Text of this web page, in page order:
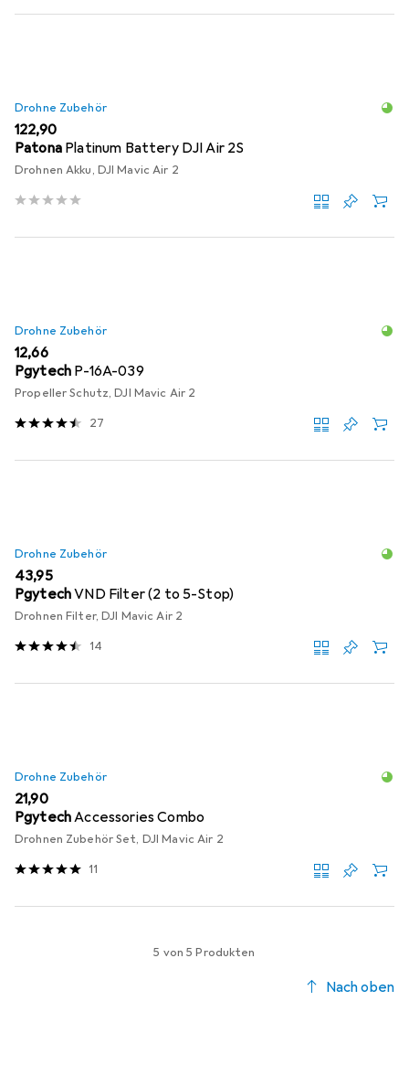
Drohne Zubehör
EUR
122,90
Patona Platinum Battery DJI Air 2S
Drohnen Akku, DJI Mavic Air 2
Drohne Zubehör
EUR
12,66
Pgytech P-16A-039
Propeller Schutz, DJI Mavic Air 2
27
Drohne Zubehör
EUR
43,95
PgytechVND Filter (2 to 5-Stop)
Drohnen Filter, DJI Mavic Air 2
14
Drohne Zubehör
EUR
21,90
PgytechAccessories Combo
Drohnen Zubehör Set, DJI Mavic Air 2
11
5 von 5 Produkten
Nach oben